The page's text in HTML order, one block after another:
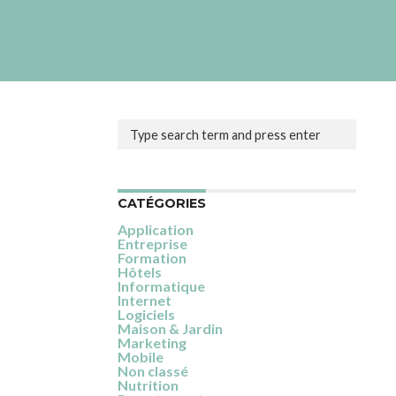
CATÉGORIES
Application
Entreprise
Formation
Hôtels
Informatique
Internet
Logiciels
Maison & Jardin
Marketing
Mobile
Non classé
Nutrition